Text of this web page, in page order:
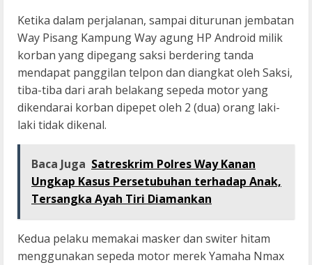
Ketika dalam perjalanan, sampai diturunan jembatan
Way Pisang Kampung Way agung HP Android milik
korban yang dipegang saksi berdering tanda
mendapat panggilan telpon dan diangkat oleh Saksi,
tiba-tiba dari arah belakang sepeda motor yang
dikendarai korban dipepet oleh 2 (dua) orang laki-
laki tidak dikenal.
Baca Juga Satreskrim Polres Way Kanan
Ungkap Kasus Persetubuhan terhadap Anak,
Tersangka Ayah Tiri Diamankan
Kedua pelaku memakai masker dan switer hitam
menggunakan sepeda motor merek Yamaha Nmax